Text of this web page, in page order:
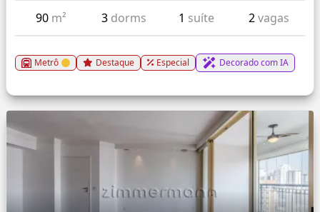
90 m² 3 dorms 1 suíte 2vagas
Metrô Destaque Especial Decorado com IA